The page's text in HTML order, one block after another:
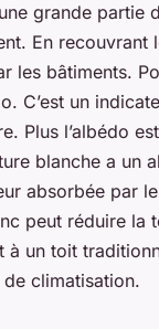
grande partie
En recouvrant
les bâtiments.
C’est un
Plus l’albédo
blanche a un
absorbée par
peut réduire la
à un toit
climatisation.